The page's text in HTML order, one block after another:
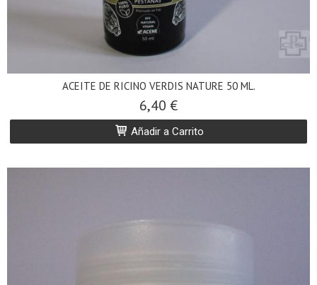
ACEITE DE RICINO VERDIS NATURE 50 ML.
6,40 €
Añadir a Carrito